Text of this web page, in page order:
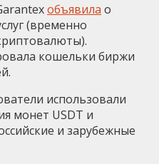
объявила о
(временно
кошельки биржи
использовали
монет USDT и
и зарубежные